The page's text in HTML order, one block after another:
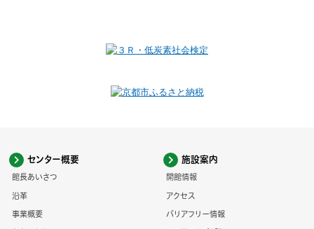
センター概要
館長あいさつ
沿革
事業概要
施設案内
開館情報
アクセス
バリアフリー情報